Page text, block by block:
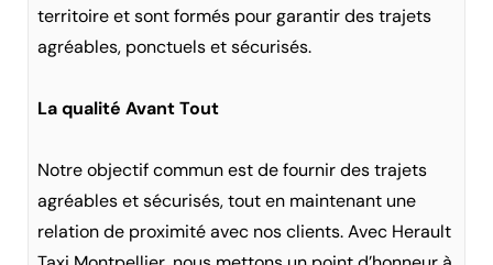
territoire et sont formés pour garantir des trajets
agréables, ponctuels et sécurisés.
La qualité Avant Tout
Notre objectif commun est de fournir des trajets
agréables et sécurisés, tout en maintenant une
relation de proximité avec nos clients. Avec Herault